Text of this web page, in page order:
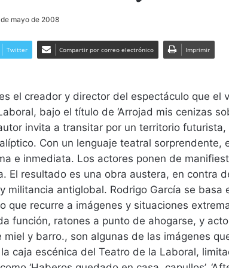
mayo de 2008
Twitter Compartir por correo electrónico Imprimir
el creador y director del espectáculo que el
bajo el título de ‘Arrojad mis cenizas
invita a transitar por un territorio
Con un lenguaje teatral sorprendente,
e inmediata. Los actores ponen de
El resultado es una obra austera, en contra
militancia antiglobal. Rodrigo García se
que recurre a imágenes y situaciones
función, ratones a punto de ahogarse, y
miel y barro., son algunas de las imágenes
caja escénica del Teatro de la Laboral,